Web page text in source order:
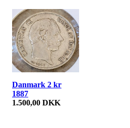
Danmark 2 kr
1887
1.500,00 DKK